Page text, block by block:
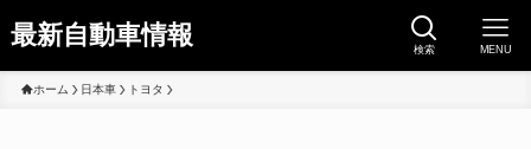
最新自動車情報 検索 MENU
ホーム 日本車 トヨタ